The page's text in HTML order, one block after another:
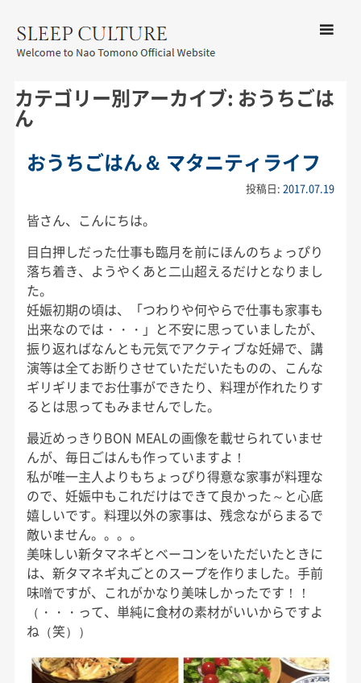
友野なお公式サイト：SLEEP
CULTURE
ニ
ュ
ツへ移動
カテゴリー別アーカイブ: おうちごは
ん
おうちごはん＆ マタニティライフ
投稿日:2017.07.19
皆さん、こんにちは。
目白押しだった仕事も臨月を前にほんのちょっぴり
落ち着き、ようやくあと二山超えるだけとなりまし
た。
妊娠初期の頃は、「つわりや何やらで仕事も家事も
出来なのでは・・・」と不安に思っていましたが、
振り返ればなんとも元気でアクティブな妊婦で、講
演等は全てお断りさせていただいたものの、こんな
ギリギリまでお仕事ができたり、料理が作れたりす
るとは思ってもみませんでした。
最近めっきりBON MEALの画像を載せられていませ
んが、毎日ごはんも作っていますよ！
私が唯一主人よりもちょっぴり得意な家事が料理な
ので、妊娠中もこれだけはできて良かった～と心底
嬉しいです。料理以外の家事は、残念ながらまるで
敵いません。。。。
美味しい新タマネギとベーコンをいただいたときに
は、新タマネギ丸ごとのスープを作りました。手前
味噌ですが、これがかなり美味しかったです！！
（・・・って、単純に食材の素材がいいからですよ
ね（笑））